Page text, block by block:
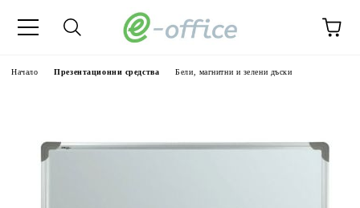
Начало Презентационни средства Бели, магнитни и зелени дъски